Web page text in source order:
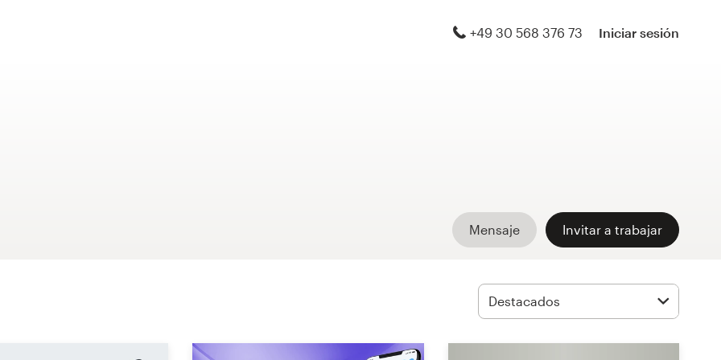
+49 30 568 376 73 Iniciar sesión
Mensaje Invitar a trabajar